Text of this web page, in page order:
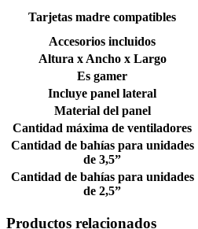
Tarjetas madre compatibles
Accesorios incluidos
Altura x Ancho x Largo
Es gamer
Incluye panel lateral
Material del panel
Cantidad máxima de ventiladores
Cantidad de bahías para unidades
de 3,5”
Cantidad de bahías para unidades
de 2,5”
Productos relacionados